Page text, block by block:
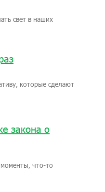
свет в наших
которые сделают
закона о
моменты, что-то